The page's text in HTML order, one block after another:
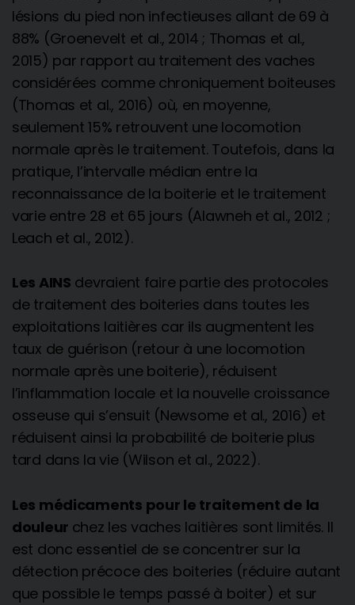
lésions du pied non infectieuses allant de 69 à
88% (Groenevelt et al., 2014 ; Thomas et al.,
2015) par rapport au traitement des vaches
considérées comme chroniquement boiteuses
(Thomas et al., 2016) où, en moyenne,
seulement 15% retrouvent une locomotion
normale après le traitement. Toutefois, dans la
pratique, l’intervalle médian entre la
reconnaissance de la boiterie et le traitement
varie entre 28 et 65 jours (Alawneh et al., 2012 ;
Leach et al., 2012).
Les AINS devraient faire partie des protocoles
de traitement des boiteries dans toutes les
exploitations laitières car ils augmentent les
taux de guérison (retour à une locomotion
normale après une boiterie), réduisent
l’inflammation locale et la nouvelle croissance
osseuse qui s’ensuit (Newsome et al., 2016) et
réduisent ainsi la probabilité de boiterie plus
tard dans la vie (Wilson et al., 2022).
Les médicaments pour le traitement de la
douleur chez les vaches laitières sont limités. Il
est donc essentiel de se concentrer sur la
détection précoce des boiteries (réduire autant
que possible le temps passé à boiter) et sur